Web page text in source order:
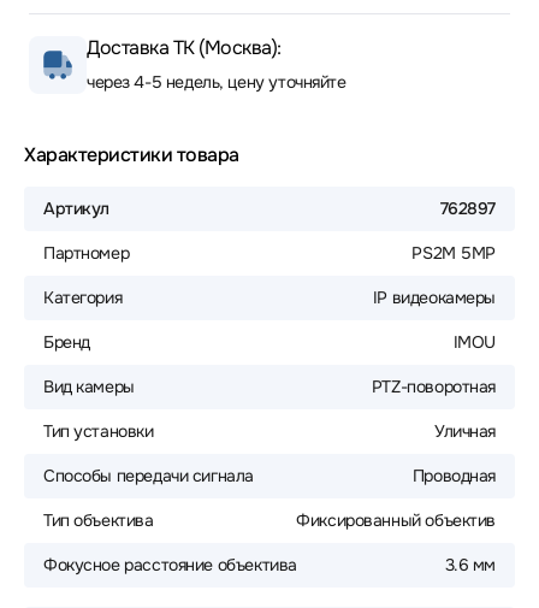
Доставка ТК (Москва):
через 4-5 недель, цену уточняйте
Характеристики товара
Артикул 762897
Партномер PS2M 5MP
Категория IP видеокамеры
Бренд IMOU
Вид камеры PTZ-поворотная
Тип установки Уличная
Способы передачи сигнала Проводная
Тип объектива Фиксированный объектив
Фокусное расстояние объектива 3.6 мм